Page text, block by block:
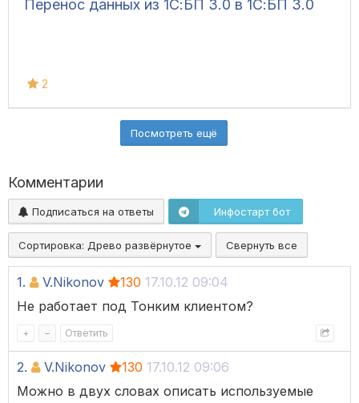
Перенос данных из 1С:БП 3.0 в 1С:БП 3.0
2
Посмотреть ещё
Комментарии
Подписаться на ответы Инфостарт бот
Сортировка: Древо развёрнутое Свернуть все
1. V.Nikonov 130 17.10.12 09:04
Не работает под Тонким клиентом?
+ – Ответить
2. V.Nikonov 130 17.10.12 09:06
Можно в двух словах описать используемые